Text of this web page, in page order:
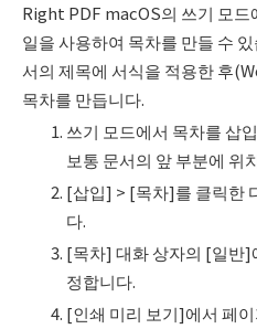
Right PDF macOS의 쓰기 모드
일을 사용하여 목차를 만들 수
서의 제목에 서식을 적용한 후
목차를 만듭니다.
쓰기 모드에서 목차를 삽
보통 문서의 앞 부분에 위
[삽입] > [목차]를 클릭한
다.
[목차] 대화 상자의 [일반]
정합니다.
[인쇄 미리 보기]에서 페